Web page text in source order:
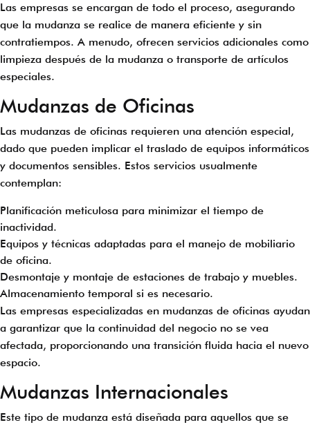
Las empresas se encargan de todo el proceso, asegurando
que la mudanza se realice de manera eficiente y sin
contratiempos. A menudo, ofrecen servicios adicionales como
limpieza después de la mudanza o transporte de artículos
especiales.
Mudanzas de Oficinas
Las mudanzas de oficinas requieren una atención especial,
dado que pueden implicar el traslado de equipos informáticos
y documentos sensibles. Estos servicios usualmente
contemplan:
Planificación meticulosa para minimizar el tiempo de
inactividad.
Equipos y técnicas adaptadas para el manejo de mobiliario
de oficina.
Desmontaje y montaje de estaciones de trabajo y muebles.
Almacenamiento temporal si es necesario.
Las empresas especializadas en mudanzas de oficinas ayudan
a garantizar que la continuidad del negocio no se vea
afectada, proporcionando una transición fluida hacia el nuevo
espacio.
Mudanzas Internacionales
Este tipo de mudanza está diseñada para aquellos que se